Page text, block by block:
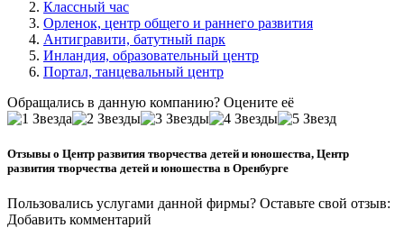
Классный час
Орленок, центр общего и раннего развития
Антигравити, батутный парк
Инландия, образовательный центр
Портал, танцевальный центр
Обращались в данную компанию? Оцените её
Отзывы о Центр развития творчества детей и юношества, Центр
развития творчества детей и юношества в Оренбурге
Пользовались услугами данной фирмы? Оставьте свой отзыв:
Добавить комментарий